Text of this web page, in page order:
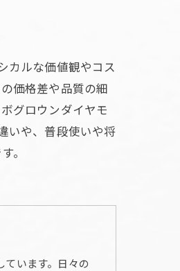
カルな価値観やコス
価格差や品質の細
グロウンダイヤモ
いや、普段使いや将
。
います。日々の